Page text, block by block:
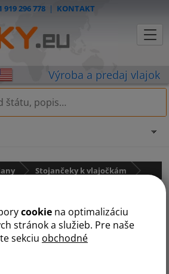
cookie na optimalizáciu
stránok a služieb. Pre naše
sekciu obchodné
919 296 778| KONTAKT
Stojančeky k vlajočkám
luxusné